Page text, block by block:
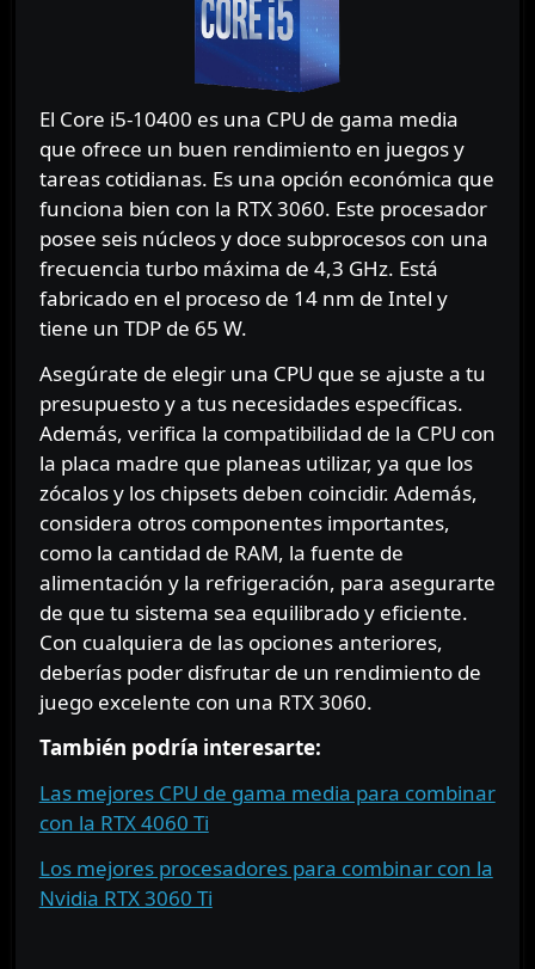
El Core i5-10400 es una CPU de gama media
que ofrece un buen rendimiento en juegos y
tareas cotidianas. Es una opción económica que
funciona bien con la RTX 3060. Este procesador
posee seis núcleos y doce subprocesos con una
frecuencia turbo máxima de 4,3 GHz. Está
fabricado en el proceso de 14 nm de Intel y
tiene un TDP de 65 W.
Asegúrate de elegir una CPU que se ajuste a tu
presupuesto y a tus necesidades específicas.
Además, verifica la compatibilidad de la CPU con
la placa madre que planeas utilizar, ya que los
zócalos y los chipsets deben coincidir. Además,
considera otros componentes importantes,
como la cantidad de RAM, la fuente de
alimentación y la refrigeración, para asegurarte
de que tu sistema sea equilibrado y eficiente.
Con cualquiera de las opciones anteriores,
deberías poder disfrutar de un rendimiento de
juego excelente con una RTX 3060.
También podría interesarte:
Las mejores CPU de gama media para combinar
con la RTX 4060 Ti
Los mejores procesadores para combinar con la
Nvidia RTX 3060 Ti